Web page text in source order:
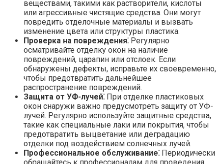
веществами, такими как растворители, кислоты
или агрессивные чистящие средства.​ Они могут
повредить отделочные материалы и вызвать
изменение цвета или структуры пластика.​
Проверка на повреждения⁚ Регулярно
осматривайте отделку окон на наличие
повреждений, царапин или отслоек.​ Если
обнаружены дефекты, исправьте их своевременно,
чтобы предотвратить дальнейшее
распространение повреждений.
Защита от УФ-лучей⁚ При отделке пластиковых
окон снаружи важно предусмотреть защиту от УФ-
лучей.​ Регулярно используйте защитные средства,
такие как специальные лаки или покрытия, чтобы
предотвратить выцветание или деградацию
отделки под воздействием солнечных лучей.
Профессиональное обслуживание⁚ Периодически